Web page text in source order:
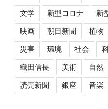
文学 新型コロナ 新
映画 朝日新聞 植物
災害 環境 社会
織田信長 美術 自然
読売新聞 銀座 音楽